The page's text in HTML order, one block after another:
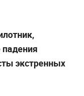
экстренных